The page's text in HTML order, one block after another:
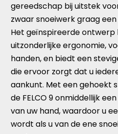
gereedschap bij uitstek
zwaar snoeiwerk graag
Het geïnspireerde
uitzonderlijke ergonomie,
handen, en biedt een
die ervoor zorgt dat u
aankunt. Met een gehoekt
de FELCO 9 onmiddellijk
van uw hand, waardoor u
wordt als u van de ene